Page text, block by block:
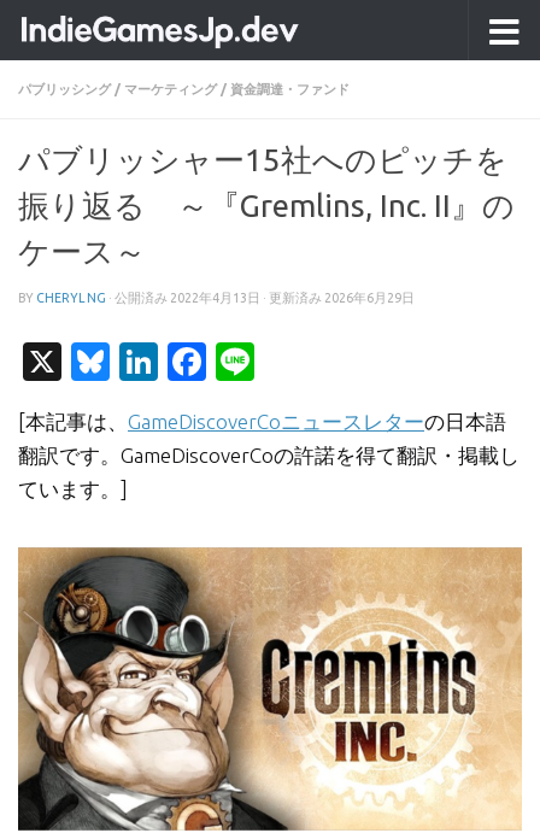
コンテンツへスキップ
パブリッシング / マーケティング / 資金調達・ファンド
パブリッシャー15社へのピッチを
振り返る ～『Gremlins, Inc. II』の
ケース～
BY CHERYL NG · 公開済み 2022年4月13日 · 更新済み 2026年6月29日
X Bluesky
LinkedIn
Facebook
[本記事は、 GameDiscoverCoニュースレターの日本語
翻訳です。GameDiscoverCoの許諾を得て翻訳・掲載し
ています。]